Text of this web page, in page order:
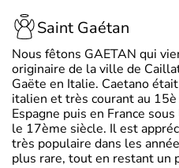
Saint Gaétan
Nous fêtons GAETAN qui
originaire de la ville de
Gaëte en Italie. Caetano
italien et très courant au
Espagne puis en France
le 17ème siècle. Il est
très populaire dans les
plus rare, tout en restant un